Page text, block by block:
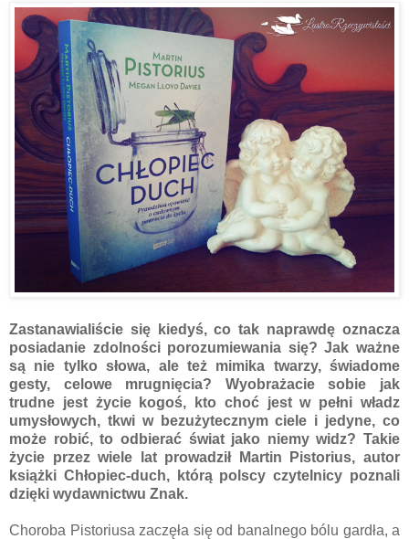
Zastanawialiście się kiedyś, co tak naprawdę oznacza
posiadanie zdolności porozumiewania się? Jak ważne
są nie tylko słowa, ale też mimika twarzy, świadome
gesty, celowe mrugnięcia? Wyobrażacie sobie jak
trudne jest życie kogoś, kto choć jest w pełni władz
umysłowych, tkwi w bezużytecznym ciele i jedyne, co
może robić, to odbierać świat jako niemy widz? Takie
życie przez wiele lat prowadził Martin Pistorius, autor
książki Chłopiec-duch, którą polscy czytelnicy poznali
dzięki wydawnictwu Znak.
Choroba Pistoriusa zaczęła się od banalnego bólu gardła, a